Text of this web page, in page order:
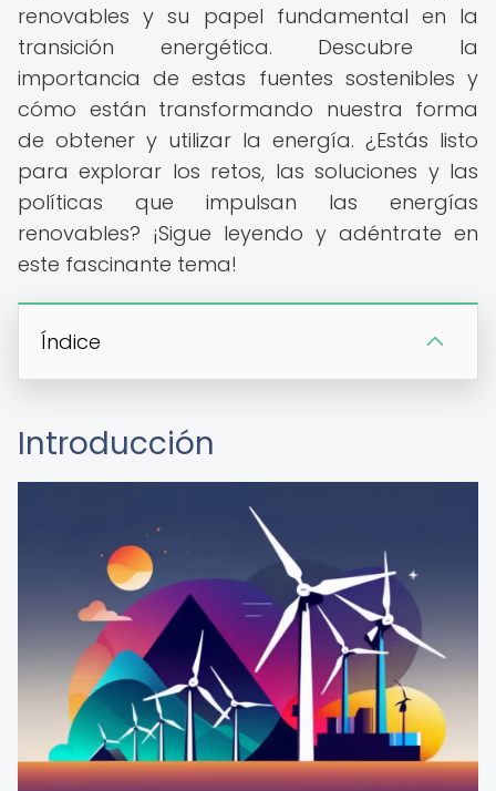
renovables y su papel fundamental en la
transición energética. Descubre la
importancia de estas fuentes sostenibles y
cómo están transformando nuestra forma
de obtener y utilizar la energía. ¿Estás listo
para explorar los retos, las soluciones y las
políticas que impulsan las energías
renovables? ¡Sigue leyendo y adéntrate en
este fascinante tema!
Índice
Introducción